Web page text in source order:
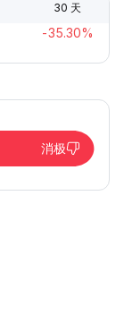
30 天
-35.30%
消极